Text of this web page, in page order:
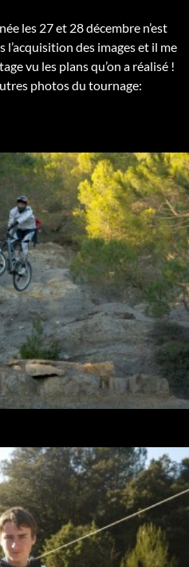
les 27 et 28 décembre n’est
l’acquisition des images et il me
vu les plans qu’on a réalisé !
photos du tournage: